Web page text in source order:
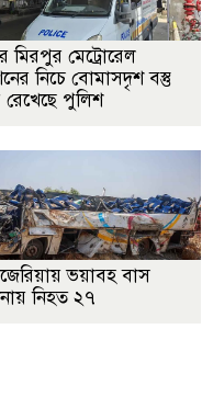
মিরপুর মেট্রোরেল
নিচে বোমাসদৃশ বস্তু
রেখেছে পুলিশ
ভয়াবহ বাস
নিহত ২৭